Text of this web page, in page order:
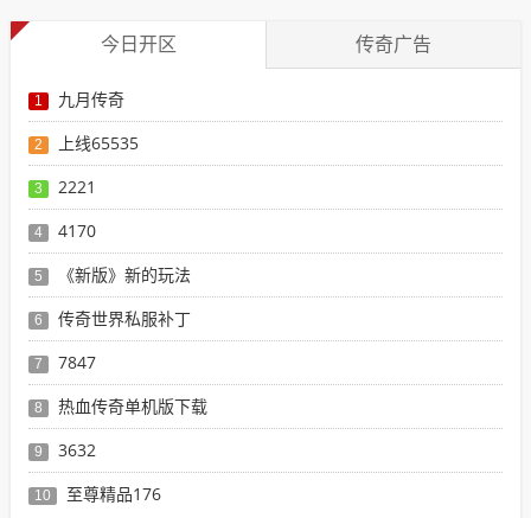
今日开区 传奇广告
1 九月传奇
2 上线65535
3 2221
4 4170
5 《新版》新的玩法
6 传奇世界私服补丁
7 7847
8 热血传奇单机版下载
9 3632
10 至尊精品176